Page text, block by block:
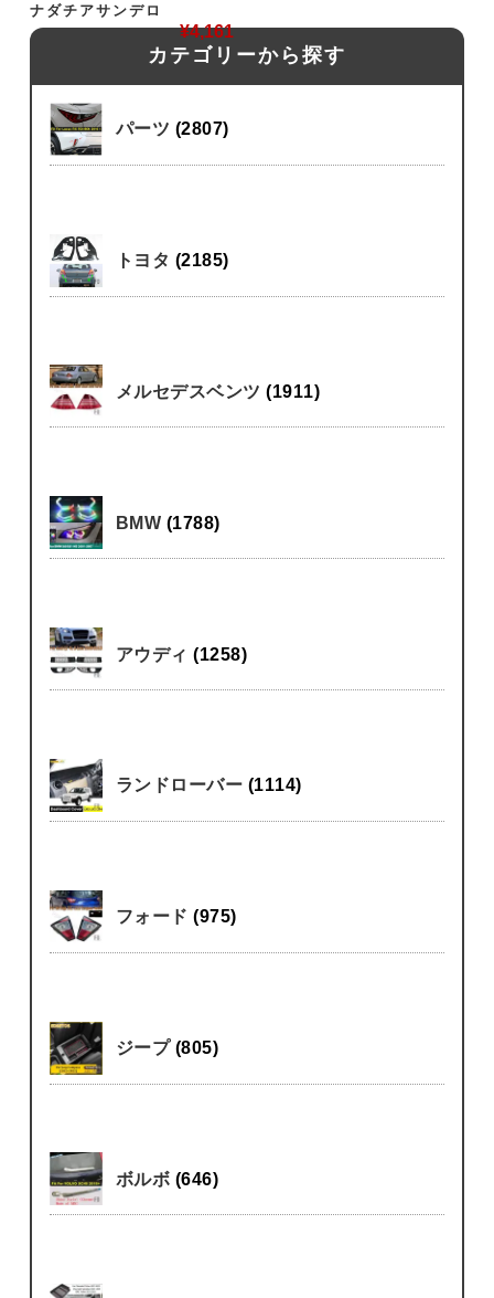
カテゴリーから探す
パーツ (2807)
トヨタ (2185)
メルセデスベンツ(1911)
BMW (1788)
アウディ(1258)
ランドローバー (1114)
フォード(975)
ジープ (805)
ボルボ (646)
ナダチアサンデロ
¥4,161